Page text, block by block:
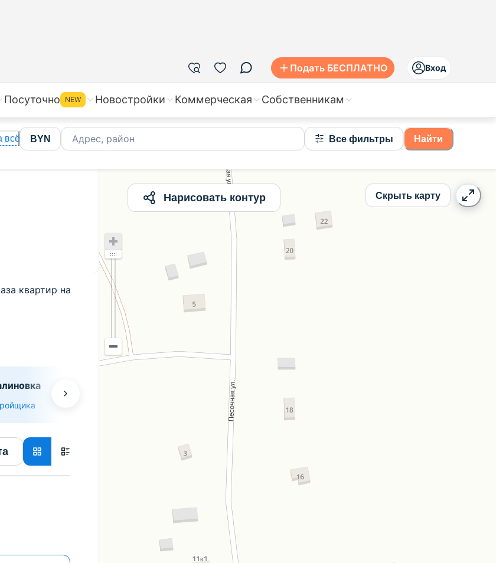
Подать БЕСПЛАТНО Вход
Посуточно NEW Новостройки Коммерческая Собственникам
всё BYN Адрес, район Все фильтры Найти
квартир на
ЖК по ул. Колесника, 1а
Нарисовать контур Скрыть карту